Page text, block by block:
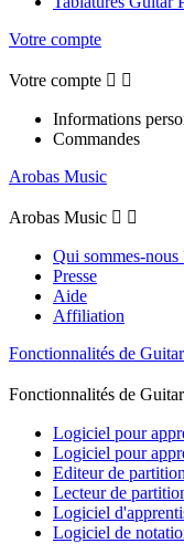
Votre compte
Votre compte  
Informations
Commandes
Arobas Music
Arobas Music  
Qui sommes-nous
Presse
Aide
Affiliation
Fonctionnalités de
Fonctionnalités de
Logiciel pour
Logiciel pour
Editeur de
Lecteur de
Logiciel
Logiciel de